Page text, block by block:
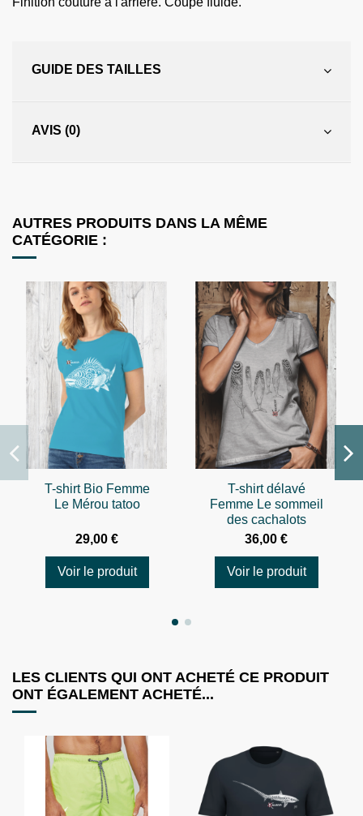
GUIDE DES TAILLES
AVIS (0)
AUTRES PRODUITS DANS LA MÊME
CATÉGORIE :
T-shirt Bio Femme
Le Mérou tatoo
29,00 €
Voir le produit
T-shirt délavé
Femme Le sommeil
des cachalots
36,00 €
Voir le produit
LES CLIENTS QUI ONT ACHETÉ CE PRODUIT
ONT ÉGALEMENT ACHETÉ...